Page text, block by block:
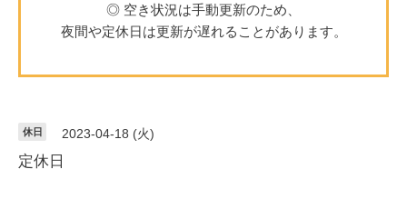
◎ 空き状況は手動更新のため、
夜間や定休日は更新が遅れることがあります。
休日 2023-04-18 (火)
定休日